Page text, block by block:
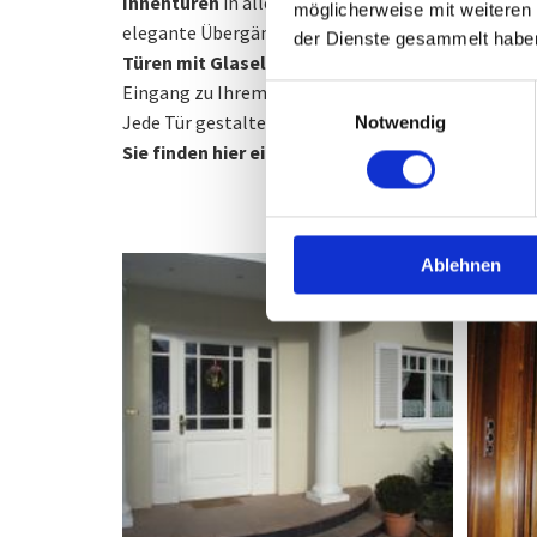
möglicherweise mit
der Dienste gesammelt
Einwilligungsauswahl
Notwendig
Ablehnen
elegante Übergänge und lassen Räume größer
Türen mit Glaselementen
Eingang zu Ihrem Zuhause.
Jede Tür gestalten wir passend zu Ihrem
Sie finden hier einen Überblick unserer